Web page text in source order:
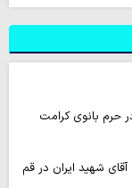
حرم بانوی کرامت
تشیع آقای شهید ایران در قم